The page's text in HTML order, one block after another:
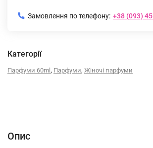
Замовлення по телефону: +38 (093)
Категорії
Парфуми 60ml , Парфуми, Жіночі парфуми
Опис